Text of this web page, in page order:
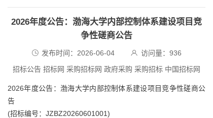
2026年度公告：渤海大学内部控制体系建设项目竞
争性磋商公告
发布时间：2026-06-04 访问量： 936
招标公告 招标网 采购招标网 政府采购 采购招标 中国招标网
2026年度公告：渤海大学内部控制体系建设项目竞争性磋商公
告
(招标编号：JZBZ20260601001)